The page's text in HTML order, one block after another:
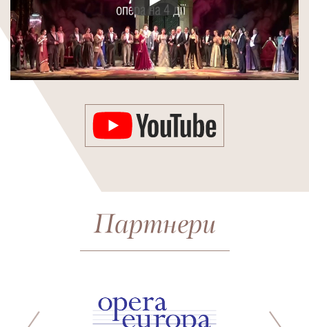
Запустить видео
Партнери